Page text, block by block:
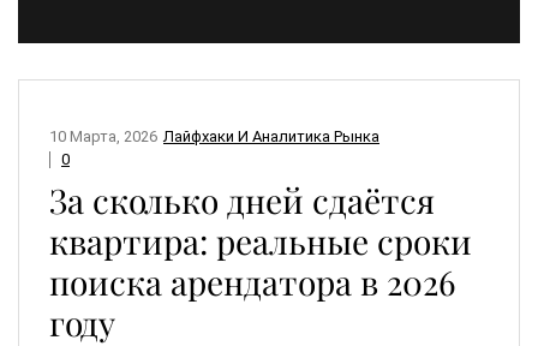
Лайфхаки И Аналитика Рынка
10 Марта, 2026
0
За сколько дней сдаётся
квартира: реальные сроки
поиска арендатора в 2026
году